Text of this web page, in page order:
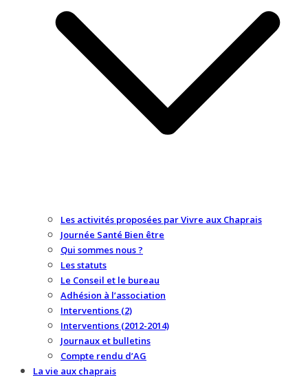
Les activités proposées par Vivre aux Chaprais
Journée Santé Bien être
Qui sommes nous ?
Les statuts
Le Conseil et le bureau
Adhésion à l’association
Interventions (2)
Interventions (2012-2014)
Journaux et bulletins
Compte rendu d’AG
La vie aux chaprais